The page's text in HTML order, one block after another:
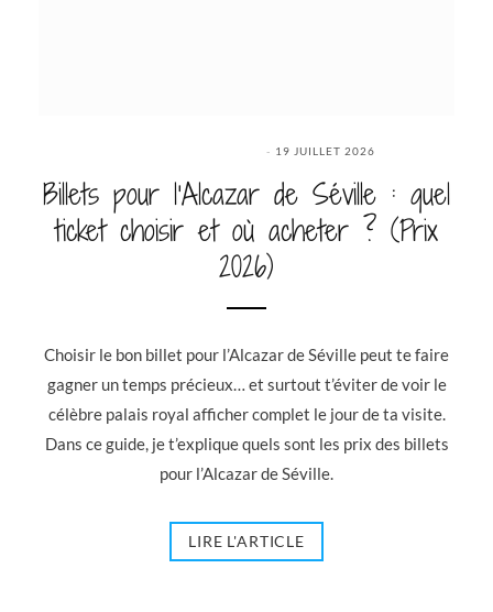
19 JUILLET 2026
Billets pour l’Alcazar de Séville : quel
ticket choisir et où acheter ? (Prix
2026)
Choisir le bon billet pour l’Alcazar de Séville peut te faire
gagner un temps précieux… et surtout t’éviter de voir le
célèbre palais royal afficher complet le jour de ta visite.
Dans ce guide, je t’explique quels sont les prix des billets
pour l’Alcazar de Séville.
LIRE L'ARTICLE